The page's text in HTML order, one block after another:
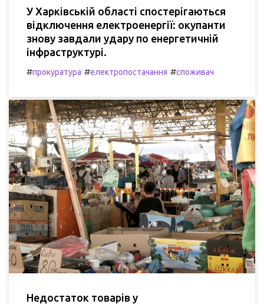
У Харківській області спостерігаються
відключення електроенергії: окупанти
знову завдали удару по енергетичній
інфраструктурі.
#прокуратура #електропостачання #споживач
Недостаток товарів у